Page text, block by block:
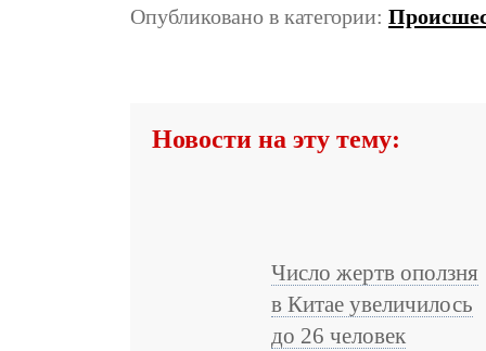
Опубликовано в категории:
Новости на эту тему:
Число жертв оползня
в Китае увеличилось
до 26 человек